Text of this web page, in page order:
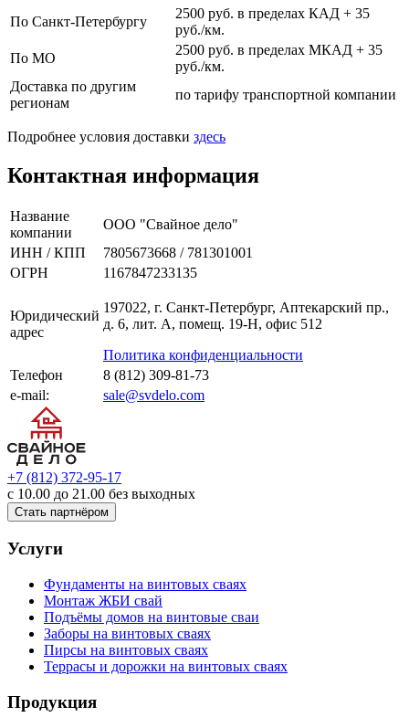
По Санкт-Петербургу
2500 руб. в пределах КАД + 35
руб./км.
По МО
2500 руб. в пределах МКАД + 35
руб./км.
Доставка по другим
регионам
по тарифу транспортной компании
Подробнее условия доставки здесь
Контактная информация
Название
компании
ООО "Свайное дело"
ИНН / КПП
7805673668 / 781301001
ОГРН
1167847233135
Юридический
адрес
197022, г. Санкт-Петербург, Аптекарский пр.,
д. 6, лит. А, помещ. 19-Н, офис 512
Политика конфиденциальности
Телефон
8 (812) 309-81-73
e-mail:
sale@svdelo.com
+7 (812) 372-95-17
с 10.00 до 21.00 без выходных
Стать партнёром
Услуги
Фундаменты на винтовых сваях
Монтаж ЖБИ свай
Подъёмы домов на винтовые сваи
Заборы на винтовых сваях
Пирсы на винтовых сваях
Террасы и дорожки на винтовых сваях
Продукция